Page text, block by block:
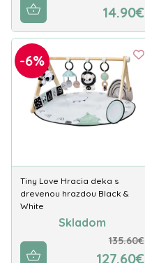
14.90€
-6%
Tiny Love Hracia deka s
drevenou hrazdou Black &
White
Skladom
135.60€
127.60€